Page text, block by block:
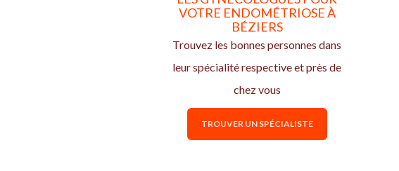
VOTRE ENDOMÉTRIOSE À
BÉZIERS
Trouvez les bonnes personnes dans
leur spécialité respective et près de
chez vous
TROUVER UN SPÉCIALISTE